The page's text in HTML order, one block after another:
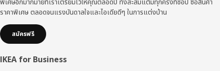
ราคาพิเศษ ตลอดจนแรงบันดาลใจและไอเดียดีๆ ในการแต่งบ้าน
สมัครฟรี
IKEA for Business